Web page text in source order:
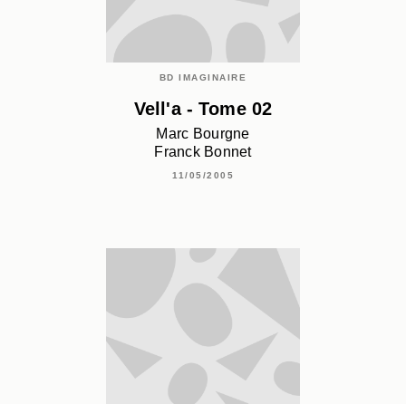
BD IMAGINAIRE
Vell'a - Tome 02
Marc Bourgne
Franck Bonnet
11/05/2005